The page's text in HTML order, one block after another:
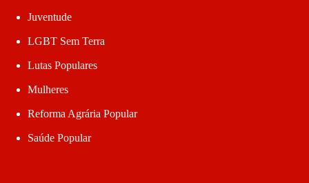
Juventude
LGBT Sem Terra
Lutas Populares
Mulheres
Reforma Agrária Popular
Saúde Popular